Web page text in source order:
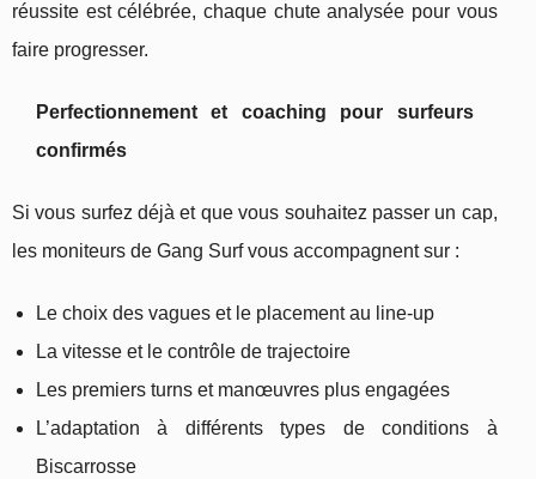
réussite est célébrée, chaque chute analysée pour vous
faire progresser.
Perfectionnement et coaching pour surfeurs
confirmés
Si vous surfez déjà et que vous souhaitez passer un cap,
les moniteurs de Gang Surf vous accompagnent sur :
Le choix des vagues et le placement au line-up
La vitesse et le contrôle de trajectoire
Les premiers turns et manœuvres plus engagées
L’adaptation à différents types de conditions à
Biscarrosse